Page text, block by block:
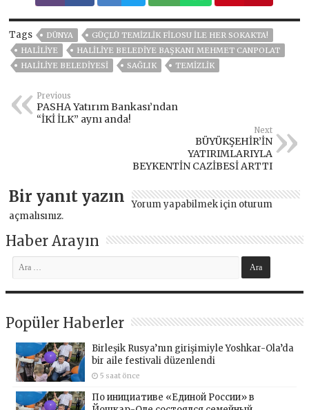
Tags DÜNYA
GÜÇLÜ TEMİZLİK FİLOSU İLE HER SOKAKTA!
HALILIYE
HALILIYE BELEDIYE BAŞKANI MEHMET CANPOLAT
HALİLİYE BELEDİYESİ
SAĞLIK TEMIZLIK
Previous
PASHA Yatırım Bankası’ndan
“İKİ İLK” aynı anda!
Next
BÜYÜKŞEHİR’İN
YATIRIMLARIYLA
BEYKENTİN CAZİBESİ ARTTI
Bir yanıt yazın Yorum yapabilmek için oturum
açmalısınız.
Haber Arayın
Popüler Haberler
Birleşik Rusya’nın girişimiyle Yoshkar-Ola’da
bir aile festivali düzenlendi
5 saat önce
По инициативе «Единой России» в